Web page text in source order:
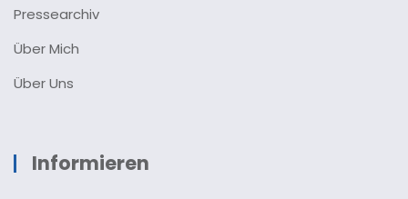
Pressearchiv
Über Mich
Über Uns
Informieren